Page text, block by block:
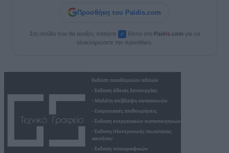
Προσθήκη του Paidis.com
Στη σελίδα που θα ανοίξει, πατήστε ✓ δίπλα στο Paidis.com για να
ολοκληρώσετε την προσθήκη.